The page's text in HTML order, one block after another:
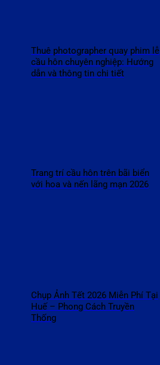
Thuê photographer quay phim lễ
cầu hôn chuyên nghiệp: Hướng
dẫn và thông tin chi tiết
Trang trí cầu hôn trên bãi biển
với hoa và nến lãng mạn 2026
Chụp Ảnh Tết 2026 Miễn Phí Tại
Huế – Phong Cách Truyền
Thống